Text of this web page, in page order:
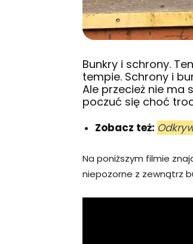
Bunkry i schrony.
tempie. Schrony i
Ale przecież nie ma
poczuć się choć
Zobacz też:
Na poniższym filmie
niepozorne z zewnątrz